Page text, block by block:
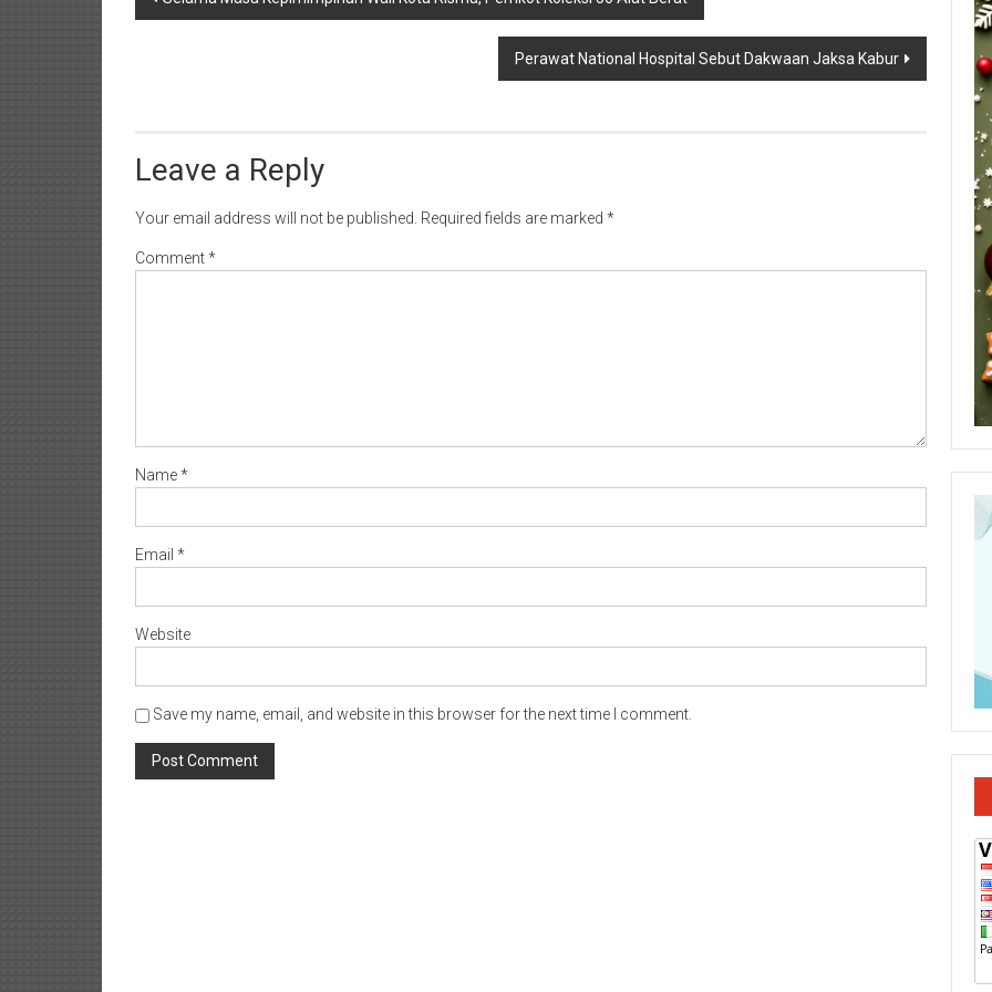
Perawat National Hospital Sebut Dakwaan Jaksa Kabur
Leave a Reply
Your email address will not be published. Required fields are marked *
Comment*
Name*
Email *
Website
Save my name, email, and website in this browser for the next time I comment.